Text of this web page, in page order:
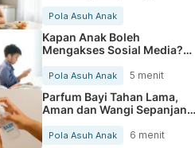
Pola Asuh Anak
Kapan Anak Boleh
Mengakses Sosial Media?
Pahami
Pola Asuh Anak 5 menit
Parfum Bayi Tahan Lama,
Aman dan Wangi Sepanjang
Hari
Pola Asuh Anak 6 menit